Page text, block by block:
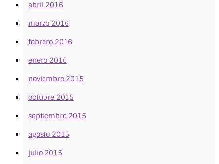
abril 2016
marzo 2016
febrero 2016
enero 2016
noviembre 2015
octubre 2015
septiembre 2015
agosto 2015
julio 2015